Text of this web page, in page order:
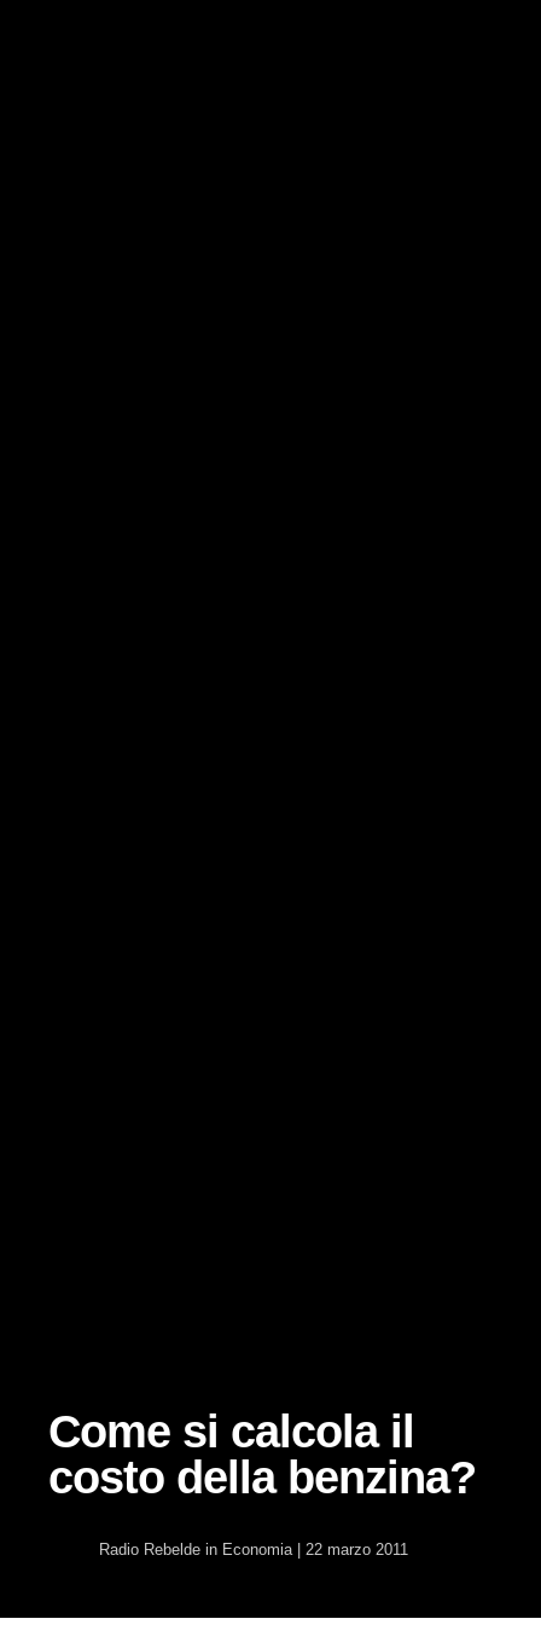
Come si calcola il
costo della benzina?
Radio Rebelde in Economia 22 marzo 2011